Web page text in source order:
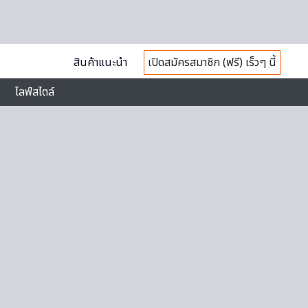
สินค้าแนะนำ
เปิดสมัครสมาชิก (ฟรี) เร็วๆ นี้
ไลฟ์สไตล์